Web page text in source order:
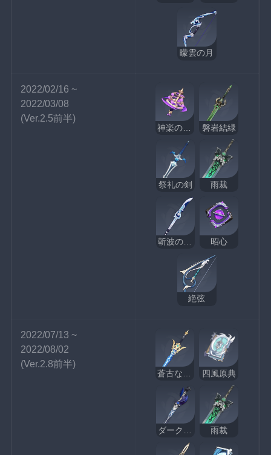
曚雲の月
2022/02/16 ~
2022/03/08
(Ver.2.5前半)
磐岩結緑
祭礼の剣 雨裁
斬波のひれ長 昭心
絶弦
2022/07/13 ~
2022/08/02
(Ver.2.8前半)
四風原典
雨裁